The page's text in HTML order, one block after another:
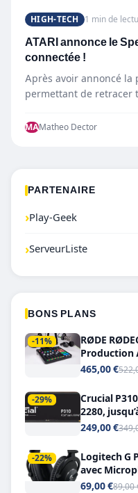
HIGH-TECH 1 min de
ATARI annonce le
connectée !
Après avoir annoncé la
permettant de retracer
MAMatheo Dector
PARTENAIRE
›Play-Geek
›ServeurListe
BONS PLANS
-11%
RØDE
Production
Double
465,00 €
-29%
Crucial
2280,
249,00 €
-22%
Logitech G
avec
Headphone
69,00 €89,00